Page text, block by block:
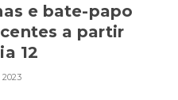
e bate-papo
a partir
12